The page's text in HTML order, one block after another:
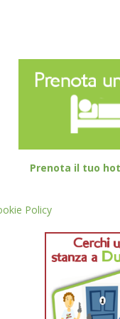
Prenota il tuo
Policy